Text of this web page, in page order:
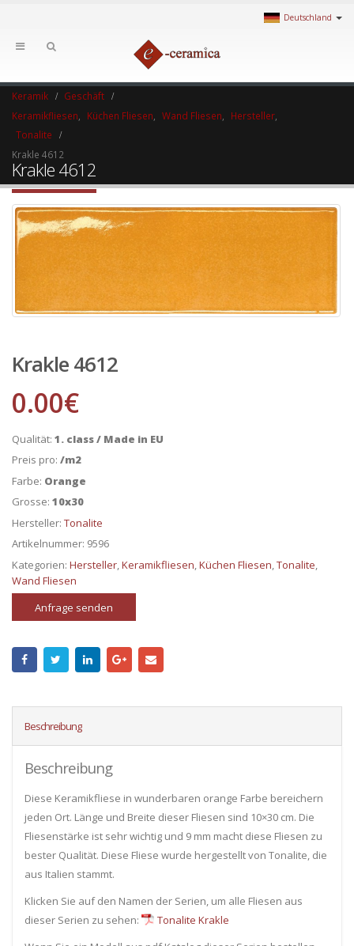
Deutschland
Keramik
Geschäft
Keramikfliesen
Küchen Fliesen Wand Fliesen Hersteller
Tonalite
Krakle 4612
Krakle 4612
Krakle 4612
0.00€
Qualität: 1. class / Made in EU
Preis pro: /m2
Farbe: Orange
Grosse: 10x30
Hersteller: Tonalite
Artikelnummer: 9596
Kategorien: Hersteller,Keramikfliesen,Küchen Fliesen,Tonalite,
Wand Fliesen
Anfrage senden
Beschreibung
Beschreibung
Diese Keramikfliese in wunderbaren orange Farbe bereichern
jeden Ort. Länge und Breite dieser Fliesen sind 10×30 cm. Die
Fliesenstärke ist sehr wichtig und 9 mm macht diese Fliesen zu
bester Qualität. Diese Fliese wurde hergestellt von Tonalite, die
aus Italien stammt.
Klicken Sie auf den Namen der Serien, um alle Fliesen ​​aus
dieser Serien zu sehen:
Tonalite Krakle